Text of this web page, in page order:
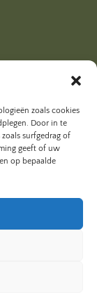
zoals cookies
Door in te
surfgedrag of
geeft of uw
op bepaalde
kanaal? Klik